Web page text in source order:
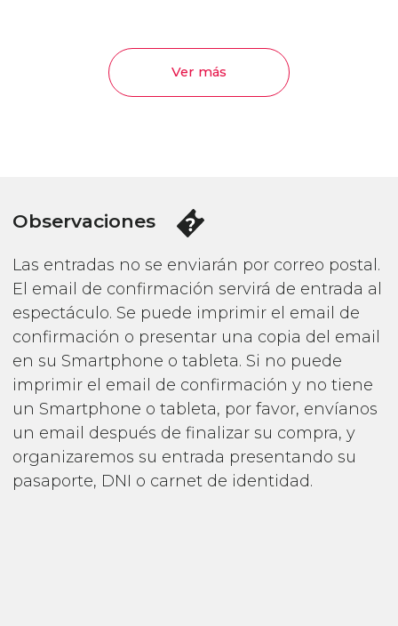
Ver más
Observaciones
Las entradas no se enviarán por correo postal.
El email de confirmación servirá de entrada al
espectáculo. Se puede imprimir el email de
confirmación o presentar una copia del email
en su Smartphone o tableta. Si no puede
imprimir el email de confirmación y no tiene
un Smartphone o tableta, por favor, envíanos
un email después de finalizar su compra, y
organizaremos su entrada presentando su
pasaporte, DNI o carnet de identidad.